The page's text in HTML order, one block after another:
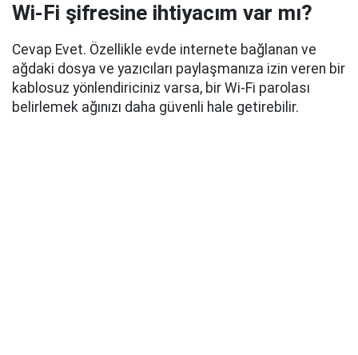
Wi-Fi şifresine ihtiyacım var mı?
Cevap Evet. Özellikle evde internete bağlanan ve
ağdaki dosya ve yazıcıları paylaşmanıza izin veren bir
kablosuz yönlendiriciniz varsa, bir Wi-Fi parolası
belirlemek ağınızı daha güvenli hale getirebilir.